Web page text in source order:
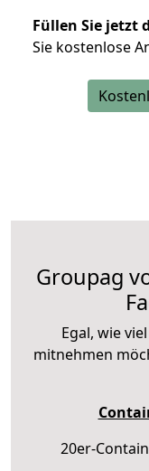
Füllen Sie jetzt
Sie kostenlose
Groupag
Egal, wie
mitnehmen
20er-